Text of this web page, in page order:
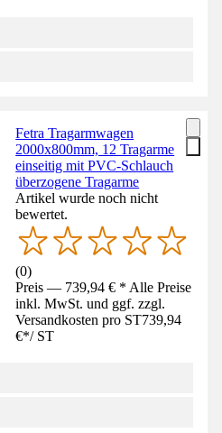
Fetra Tragarmwagen
2000x800mm, 12 Tragarme
einseitig mit PVC-Schlauch
überzogene Tragarme
Artikel wurde noch nicht
bewertet.
(0)
Preis — 739,94 € * Alle Preise
inkl. MwSt. und ggf. zzgl.
Versandkosten pro ST739,94
€*/ ST